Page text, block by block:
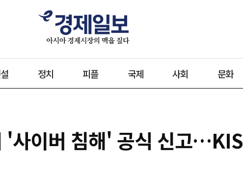
정치 피플 국제 사회 문화
'사이버 침해' 공식 신고